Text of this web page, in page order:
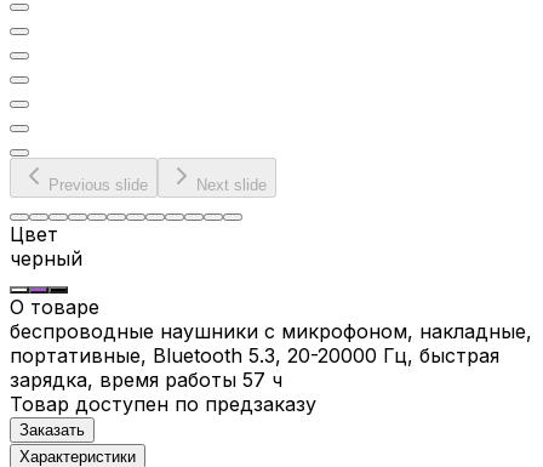
Previous slide Next slide
Цвет
черный
О товаре
беспроводные наушники с микрофоном, накладные,
портативные, Bluetooth 5.3, 20-20000 Гц, быстрая
зарядка, время работы 57 ч
Товар доступен по предзаказу
Заказать
Характеристики